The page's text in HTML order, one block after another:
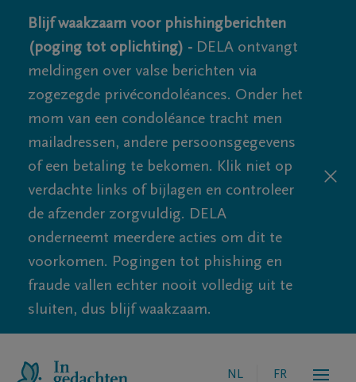
Blijf waakzaam voor phishingberichten
(poging tot oplichting) - DELA ontvangt
meldingen over valse berichten via
zogezegde privécondoléances. Onder het
mom van een condoléance tracht men
mailadressen, andere persoonsgegevens
of een betaling te bekomen. Klik niet op
verdachte links of bijlagen en controleer
de afzender zorgvuldig. DELA
onderneemt meerdere acties om dit te
voorkomen. Pogingen tot phishing en
fraude vallen echter nooit volledig uit te
sluiten, dus blijf waakzaam.
NL FR